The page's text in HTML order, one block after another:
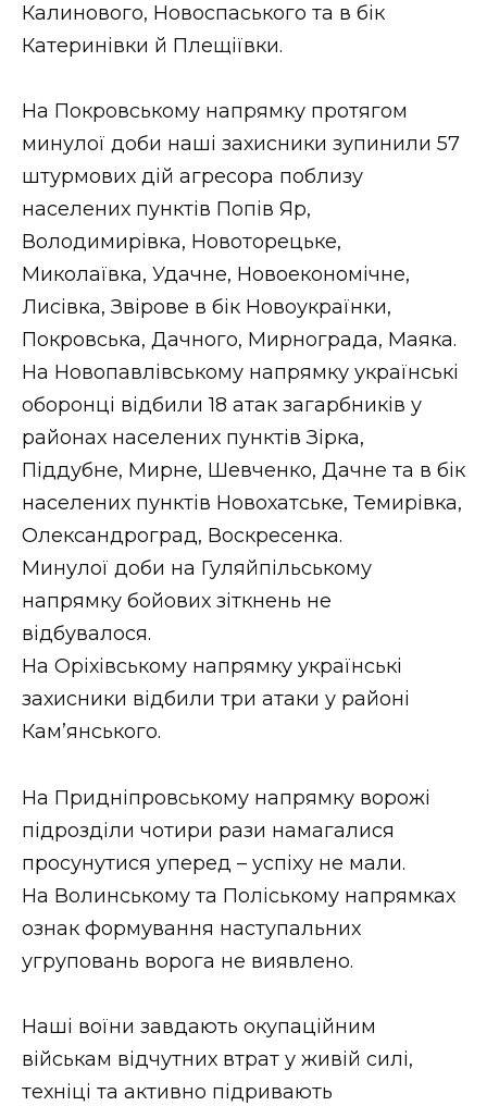
Калинового, Новоспаського та в бік
Катеринівки й Плещіївки.
На Покровському напрямку протягом
минулої доби наші захисники зупинили 57
штурмових дій агресора поблизу
населених пунктів Попів Яр,
Володимирівка, Новоторецьке,
Миколаївка, Удачне, Новоекономічне,
Лисівка, Звірове в бік Новоукраїнки,
Покровська, Дачного, Мирнограда, Маяка.
На Новопавлівському напрямку українські
оборонці відбили 18 атак загарбників у
районах населених пунктів Зірка,
Піддубне, Мирне, Шевченко, Дачне та в бік
населених пунктів Новохатське, Темирівка,
Олександроград, Воскресенка.
Минулої доби на Гуляйпільському
напрямку бойових зіткнень не
відбувалося.
На Оріхівському напрямку українські
захисники відбили три атаки у районі
Кам’янського.
На Придніпровському напрямку ворожі
підрозділи чотири рази намагалися
просунутися уперед – успіху не мали.
На Волинському та Поліському напрямках
ознак формування наступальних
угруповань ворога не виявлено.
Наші воїни завдають окупаційним
військам відчутних втрат у живій силі,
техніці та активно підривають